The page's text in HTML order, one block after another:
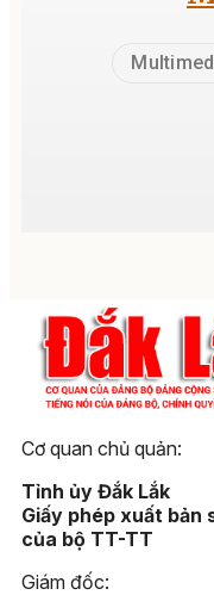
Cơ quan chủ quản:
Tỉnh ủy Đắk Lắk
Giấy phép xuất bản
của bộ TT-TT
Giám đốc: